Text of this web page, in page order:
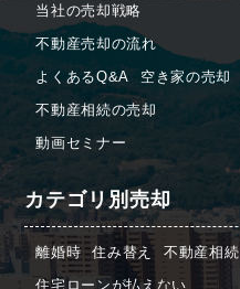
当社の売却戦略
不動産売却の流れ
よくあるQ&A
空き家の売却
不動産相続の売却
動画セミナー
カテゴリ別売却
離婚時 住み替え 不動産相続
住宅ローンが払えない